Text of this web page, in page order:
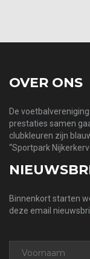
OVER ONS
De
prestaties samen
clubkleuren zijn
“Sportpark
Binnenkort starten
deze email